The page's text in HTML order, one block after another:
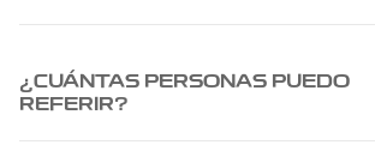
¿CUÁNTAS PERSONAS PUEDO
REFERIR?